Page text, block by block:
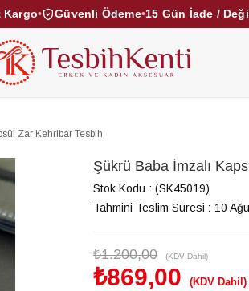
Kargo• Güvenli Ödeme•15 Gün İade /
KUKA TESBİHLER
Zar Kehribar Tesbih
Şükrü Baba İmzalı
Stok Kodu
(SK45019)
Tahmini Teslim Süresi : 10
₺1.200,00 (KDV Dahil)
₺869,00 (KDV Dahil)